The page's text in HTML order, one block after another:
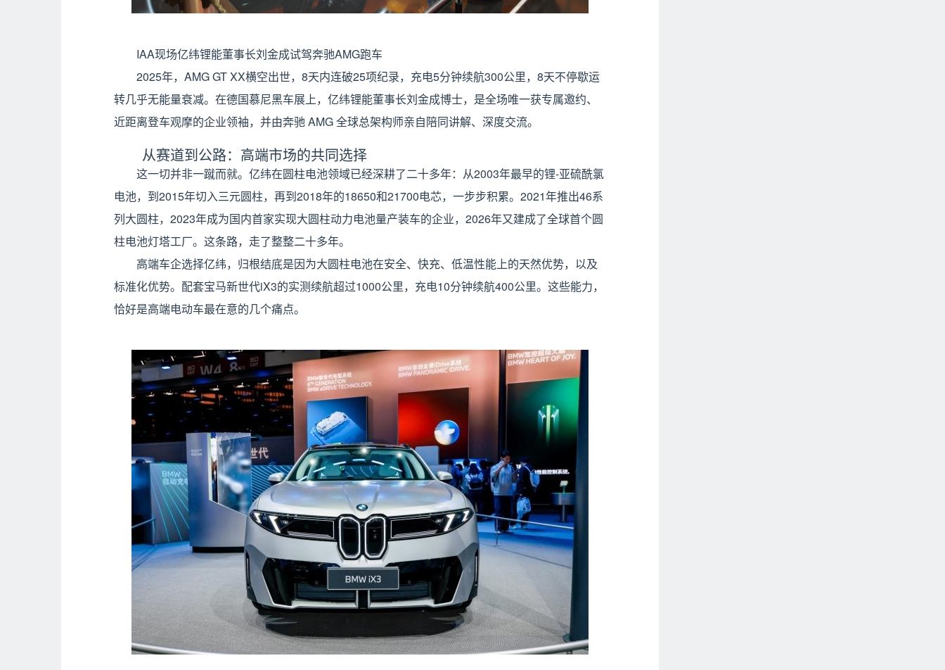
IAA现场亿纬锂能董事长刘金成试驾奔驰AMG跑车
2025年，AMG GT XX横空出世，8天内连破25项纪录，充电5分钟续航300公里，8天不停歇运
转几乎无能量衰减。在德国慕尼黑车展上，亿纬锂能董事长刘金成博士，是全场唯一获专属邀约、
近距离登车观摩的企业领袖，并由奔驰 AMG 全球总架构师亲自陪同讲解、深度交流。
从赛道到公路：高端市场的共同选择
这一切并非一蹴而就。亿纬在圆柱电池领域已经深耕了二十多年：从2003年最早的锂-亚硫酰氯
电池，到2015年切入三元圆柱，再到2018年的18650和21700电芯，一步步积累。2021年推出46系
列大圆柱，2023年成为国内首家实现大圆柱动力电池量产装车的企业，2026年又建成了全球首个圆
柱电池灯塔工厂。这条路，走了整整二十多年。
高端车企选择亿纬，归根结底是因为大圆柱电池在安全、快充、低温性能上的天然优势，以及
标准化优势。配套宝马新世代iX3的实测续航超过1000公里，充电10分钟续航400公里。这些能力，
恰好是高端电动车最在意的几个痛点。